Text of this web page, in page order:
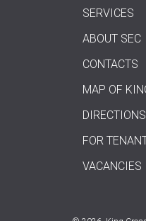
SERVICES
ABOUT SEC
CONTACTS
MAP OF
DIRECTIONS
FOR
VACANCIES